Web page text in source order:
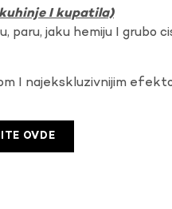
I kupatila)
jaku hemiju I grubo
I najekskluzivnijim
OVDE